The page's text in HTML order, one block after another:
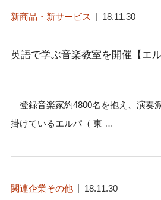
新商品・新サービス 18.11.30
英語で学ぶ音楽教室を開催【エル
登録音楽家約4800名を抱え、演奏
掛けているエルパ（ 東 …
関連企業その他 18.11.30